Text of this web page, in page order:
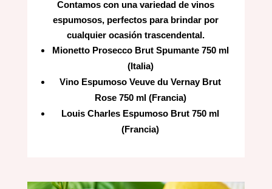
Contamos con una variedad de vinos
espumosos, perfectos para brindar por
cualquier ocasión trascendental.
Mionetto Prosecco Brut Spumante 750 ml
(Italia)
Vino Espumoso Veuve du Vernay Brut
Rose 750 ml (Francia)
Louis Charles Espumoso Brut 750 ml
(Francia)